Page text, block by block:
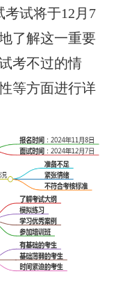
考试将于12月7
了解这一重要
考不过的情
等方面进行详